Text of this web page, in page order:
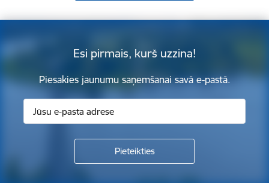
Esi pirmais, kurš uzzina!
Piesakies jaunumu saņemšanai savā e-pastā.